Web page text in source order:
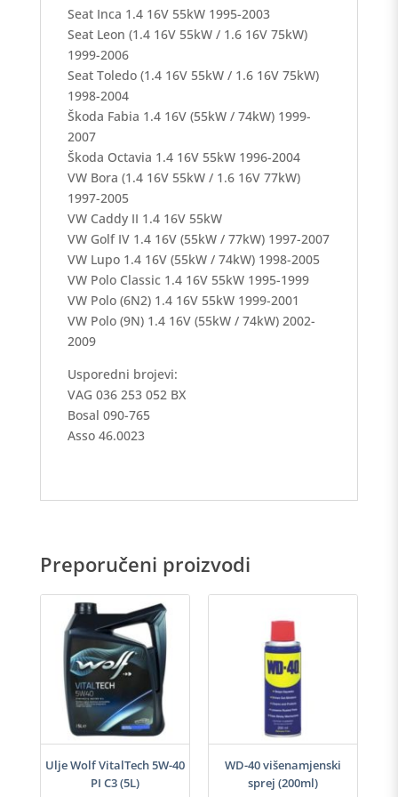
Seat Inca 1.4 16V 55kW 1995-2003
Seat Leon (1.4 16V 55kW / 1.6 16V 75kW)
1999-2006
Seat Toledo (1.4 16V 55kW / 1.6 16V 75kW)
1998-2004
Škoda Fabia 1.4 16V (55kW / 74kW) 1999-
2007
Škoda Octavia 1.4 16V 55kW 1996-2004
VW Bora (1.4 16V 55kW / 1.6 16V 77kW)
1997-2005
VW Caddy II 1.4 16V 55kW
VW Golf IV 1.4 16V (55kW / 77kW) 1997-2007
VW Lupo 1.4 16V (55kW / 74kW) 1998-2005
VW Polo Classic 1.4 16V 55kW 1995-1999
VW Polo (6N2) 1.4 16V 55kW 1999-2001
VW Polo (9N) 1.4 16V (55kW / 74kW) 2002-
2009
Usporedni brojevi:
VAG 036 253 052 BX
Bosal 090-765
Asso 46.0023
Preporučeni proizvodi
Ulje Wolf VitalTech 5W-40
PI C3 (5L)
WD-40 višenamjenski
sprej (200ml)